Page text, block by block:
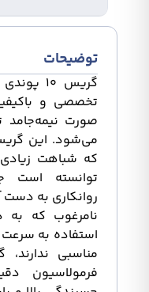
توضیحات
گریس ۱۰
تخصصی و
صورت نیمه‌جامد
می‌شود. این
که شباهت
توانسته است
روانکاری به
نامرغوب که به
استفاده به
مناسبی
فرمولاسیون